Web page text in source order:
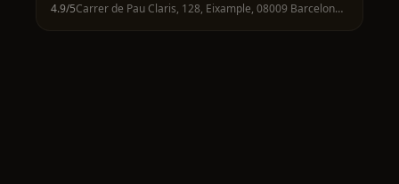
4.9/5 Carrer de Pau Claris, 128, Eixample, 08009 Barcelona, Spain